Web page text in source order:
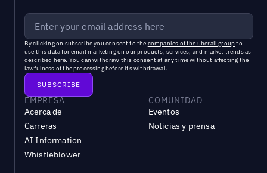
By clicking on subscribe you consent to the companies of the uberall groupto
use this data for email marketing on our products, services, and market trends as
described here. You can withdraw this consent at any time without affecting the
lawfulness of the processing before its withdrawal.
EMPRESA
Acerca de
Carreras
AI Information
Whistleblower
COMUNIDAD
Eventos
Noticias y prensa